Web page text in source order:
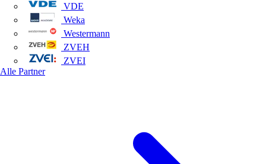
VDE
Weka
Westermann
ZVEH
ZVEI
Alle Partner